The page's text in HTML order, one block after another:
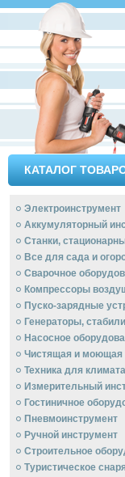
КАТАЛОГ
Электроинструмент
Аккумуляторный
Станки,
Все для сада и
Сварочное
Компрессоры
Пуско-зарядные
Генераторы,
Насосное
Чистящая и моющая
Техника для климата
Измерительный
Гостиничное
Пневмоинструмент
Ручной инcтрумент
Строительное
Туристическое